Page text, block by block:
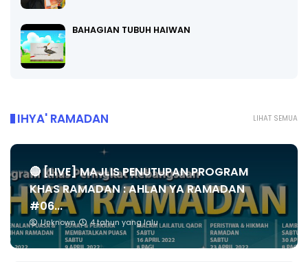
BAHAGIAN TUBUH HAIWAN
LIHAT SEMUA
IHYA' RAMADAN
🔴 [LIVE] MAJLIS PENUTUPAN PROGRAM
KHAS RAMADAN : AHLAN YA RAMADAN
#06...
Unknown 4 tahun yang lalu